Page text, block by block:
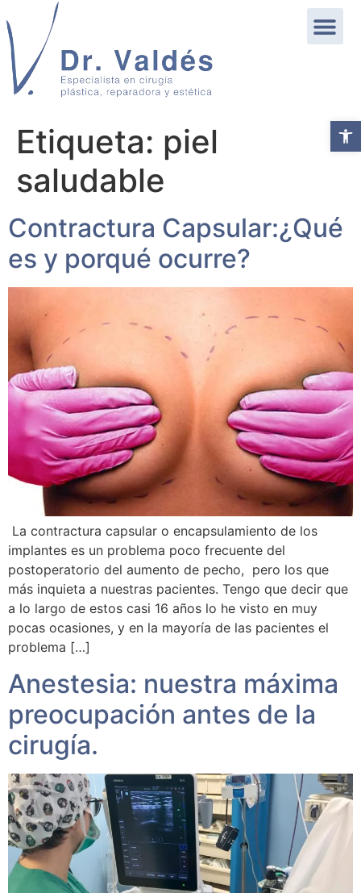
Etiqueta: piel
saludable
Contractura Capsular:¿Qué
es y porqué ocurre?
La contractura capsular o encapsulamiento de los
implantes es un problema poco frecuente del
postoperatorio del aumento de pecho, pero los que
más inquieta a nuestras pacientes. Tengo que decir que
a lo largo de estos casi 16 años lo he visto en muy
pocas ocasiones, y en la mayoría de las pacientes el
problema […]
Anestesia: nuestra máxima
preocupación antes de la
cirugía.
Abrir